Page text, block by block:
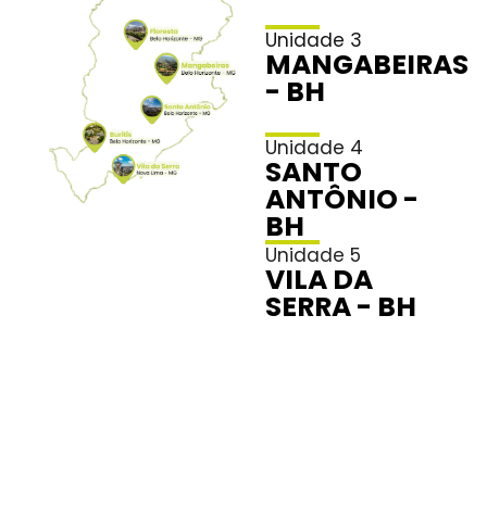
Unidade 3
MANGABEIRAS
- BH
Unidade 4
SANTO
ANTÔNIO -
BH
Unidade 5
VILA DA
SERRA - BH